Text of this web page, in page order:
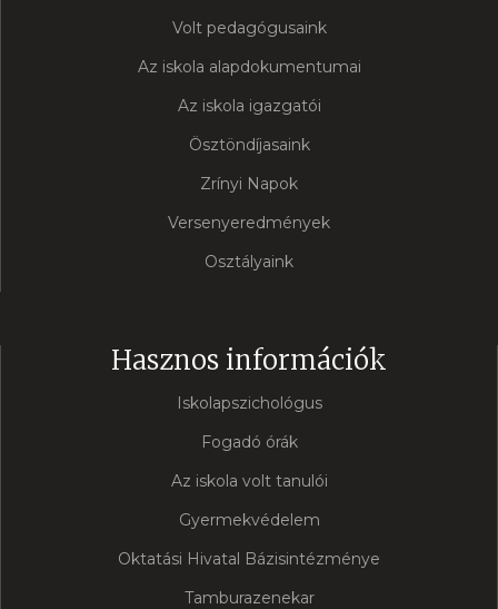
Volt pedagógusaink
Az iskola alapdokumentumai
Az iskola igazgatói
Ösztöndíjasaink
Zrínyi Napok
Versenyeredmények
Osztályaink
Hasznos információk
Iskolapszichológus
Fogadó órák
Az iskola volt tanulói
Gyermekvédelem
Oktatási Hivatal Bázisintézménye
Tamburazenekar